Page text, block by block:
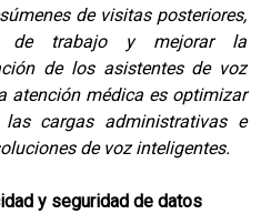
de visitas posteriores,
de trabajo y mejorar la
de los asistentes de voz
atención médica es optimizar
las cargas administrativas e
de voz inteligentes.
y seguridad de datos